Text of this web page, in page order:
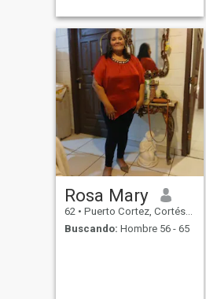
passionate about what I do.
Rosa Mary
62 • Puerto Cortez, Cortés, Honduras
Buscando: Hombre 56 - 65